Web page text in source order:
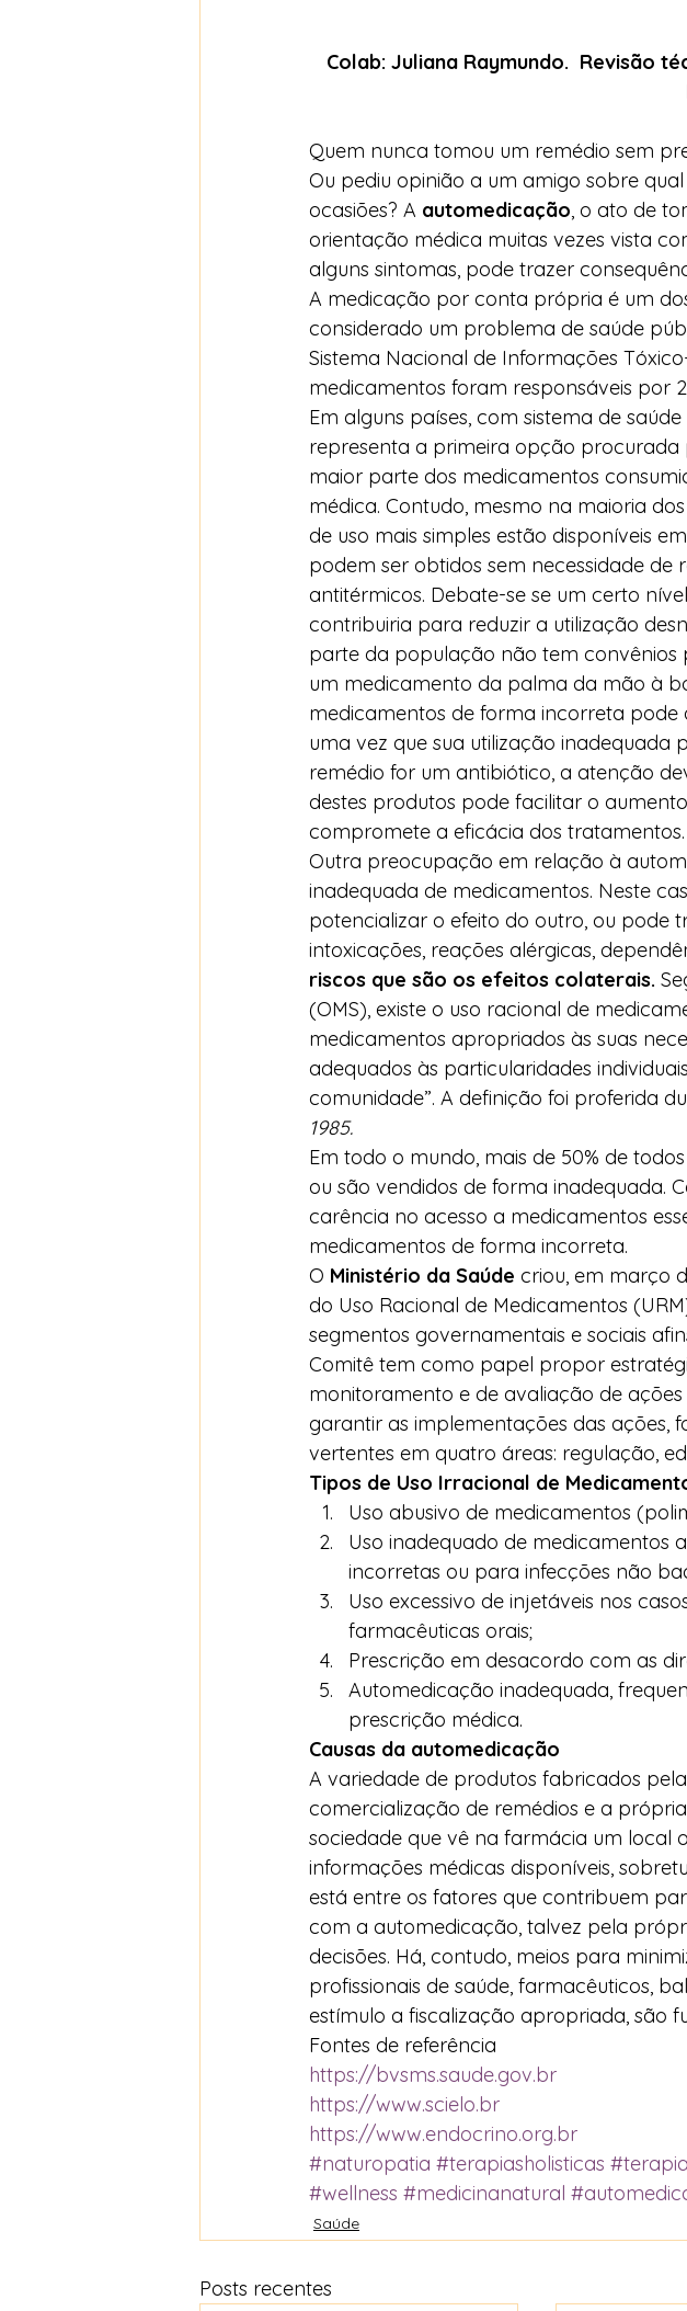
Colab: Juliana Raymundo.  Revisão
Quem nunca tomou um remédio sem
Ou pediu opinião a um amigo sobre
ocasiões? A automedicação, o ato de
orientação médica muitas vezes vista
alguns sintomas, pode trazer
A medicação por conta própria é um
considerado um problema de saúde
Sistema Nacional de Informações
medicamentos foram responsáveis por
Em alguns países, com sistema de
representa a primeira opção
maior parte dos medicamentos
médica. Contudo, mesmo na maioria
de uso mais simples estão disponíveis
podem ser obtidos sem necessidade
antitérmicos. Debate-se se um certo
contribuiria para reduzir a utilização
parte da população não tem convênios
um medicamento da palma da mão à
medicamentos de forma incorreta
uma vez que sua utilização inadequada
remédio for um antibiótico, a atenção
destes produtos pode facilitar o
compromete a eficácia dos tratamentos.
Outra preocupação em relação à
inadequada de medicamentos. Neste
potencializar o efeito do outro, ou pode
intoxicações, reações alérgicas,
riscos que são os efeitos colaterais.
(OMS), existe o uso racional de
medicamentos apropriados às suas
adequados às particularidades
comunidade”. A definição foi proferida
1985.
Em todo o mundo, mais de 50% de
ou são vendidos de forma inadequada.
carência no acesso a medicamentos
medicamentos de forma incorreta.
O Ministério da Saúde criou, em março
do Uso Racional de Medicamentos
segmentos governamentais e sociais
Comitê tem como papel propor
monitoramento e de avaliação de
garantir as implementações das ações,
vertentes em quatro áreas: regulação,
Tipos de Uso Irracional de
Uso abusivo de medicamentos
Uso inadequado de medicamentos
incorretas ou para infecções não
Uso excessivo de injetáveis nos
farmacêuticas orais;
Prescrição em desacordo com as
Automedicação inadequada,
prescrição médica.
Causas da automedicação
A variedade de produtos fabricados
comercialização de remédios e a
sociedade que vê na farmácia um local
informações médicas disponíveis,
está entre os fatores que contribuem
com a automedicação, talvez pela
decisões. Há, contudo, meios para
profissionais de saúde, farmacêuticos,
estímulo a fiscalização apropriada, são
Fontes de referência
https://bvsms.saude.gov.br
https://www.scielo.br
https://www.endocrino.org.br
#naturopatia #terapiasholisticas
#wellness #medicinanatural
Saúde
Posts recentes